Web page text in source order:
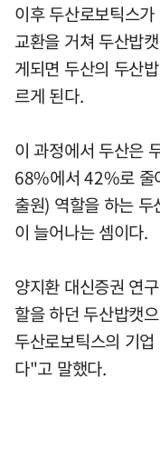
이후 두산로보틱스
교환을 거쳐 두산밥
게되면 두산의 두산
르게 된다.
이 과정에서 두산은
68%에서 42%로 줄
출원) 역할을 하는
이 늘어나는 셈이다.
양지환 대신증권 연
할을 하던 두산밥캣
두산로보틱스의 기
다"고 말했다.